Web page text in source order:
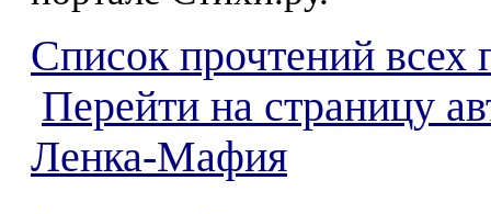
Список прочтений всех
Перейти на страницу
Ленка-Мафия